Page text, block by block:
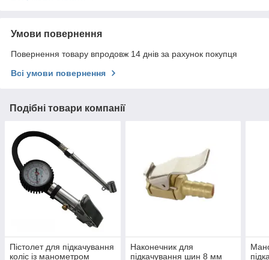
Умови повернення
Повернення товару впродовж 14 днів за рахунок покупця
Всі умови повернення
Подібні товари компанії
Пістолет для підкачування
коліс із манометром
Наконечник для
підкачування шин 8 мм